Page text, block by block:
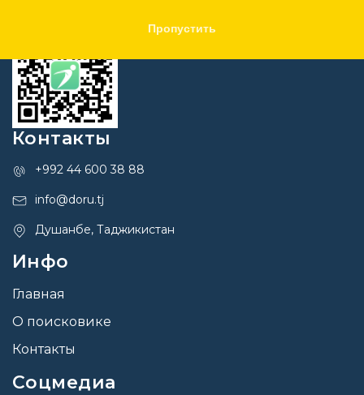
Пропустить
Контакты
+992 44 600 38 88
info@doru.tj
Душанбе, Таджикистан
Инфо
Главная
О поисковике
Контакты
Соцмедиа